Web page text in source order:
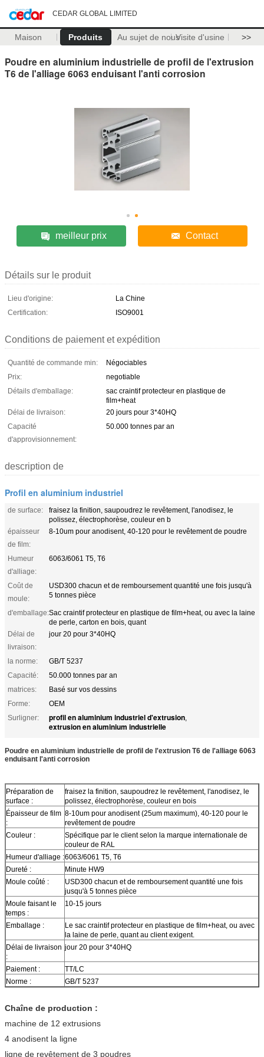
CEDAR GLOBAL LIMITED
Maison Produits Au sujet de nousVisite d'usine >>
Poudre en aluminium industrielle de profil de l'extrusion
T6 de l'alliage 6063 enduisant l'anti corrosion
meilleur prix Contact
Détails sur le produit
Lieu d'origine:
La Chine
Certification:
ISO9001
Conditions de paiement et expédition
Quantité de commande min:
Négociables
Prix:
negotiable
Détails d'emballage:
sac craintif protecteur en plastique de
film+heat
Délai de livraison:
20 jours pour 3*40HQ
Capacité
d'approvisionnement:
50.000 tonnes par an
description de
Profil en aluminium industriel
de surface:
fraisez la finition, saupoudrez le revêtement, l'anodisez, le
polissez, électrophorèse, couleur en b
épaisseur
de film:
8-10um pour anodisent, 40-120 pour le revêtement de poudre
Humeur
d'alliage:
6063/6061 T5, T6
Coût de
moule:
USD300 chacun et de remboursement quantité une fois jusqu'à
5 tonnes pièce
d'emballage:Sac craintif protecteur en plastique de film+heat, ou avec la laine
de perle, carton en bois, quant
Délai de
livraison:
jour 20 pour 3*40HQ
la norme:
GB/T 5237
Capacité:
50.000 tonnes par an
matrices:
Basé sur vos dessins
Forme:
OEM
Surligner:
profil en aluminium industriel d'extrusion,
extrusion en aluminium industrielle
Poudre en aluminium industrielle de profil de l'extrusion T6 de l'alliage 6063
enduisant l'anti corrosion
Préparation de
surface :
fraisez la finition, saupoudrez le revêtement, l'anodisez, le
polissez, électrophorèse, couleur en bois
Épaisseur de film
:
8-10um pour anodisent (25um maximum), 40-120 pour le
revêtement de poudre
Couleur :
Spécifique par le client selon la marque internationale de
couleur de RAL
Humeur d'alliage :6063/6061 T5, T6
Dureté :
Minute HW9
Moule coûté :
USD300 chacun et de remboursement quantité une fois
jusqu'à 5 tonnes pièce
Moule faisant le
temps :
10-15 jours
Emballage :
Le sac craintif protecteur en plastique de film+heat, ou avec
la laine de perle, quant au client exigent.
Délai de livraison
:
jour 20 pour 3*40HQ
Paiement :
TT/LC
Norme :
GB/T 5237
Chaîne de production :
machine de 12 extrusions
4 anodisent la ligne
ligne de revêtement de 3 poudres